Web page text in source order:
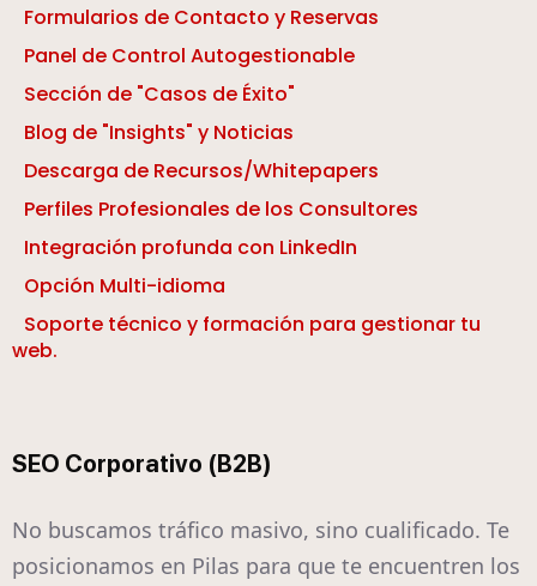
Formularios de Contacto y Reservas
Panel de Control Autogestionable
Sección de "Casos de Éxito"
Blog de "Insights" y Noticias
Descarga de Recursos/Whitepapers
Perfiles Profesionales de los Consultores
Integración profunda con LinkedIn
Opción Multi-idioma
Soporte técnico y formación para gestionar tu
web.
SEO Corporativo (B2B)
No buscamos tráfico masivo, sino cualificado. Te
posicionamos en Pilas para que te encuentren los